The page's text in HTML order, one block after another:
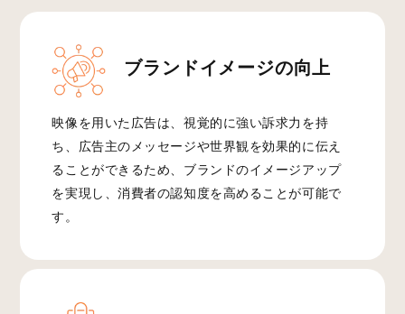
ブランドイメージの向上
映像を用いた広告は、視覚的に強い訴求力を持
ち、広告主のメッセージや世界観を効果的に伝え
ることができるため、ブランドのイメージアップ
を実現し、消費者の認知度を高めることが可能で
す。